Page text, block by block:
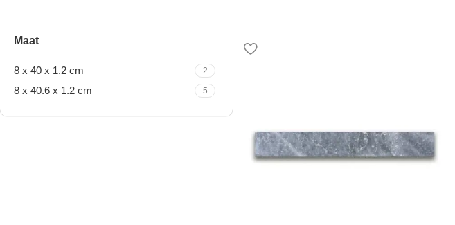
Maat
8 x 40 x 1.2 cm 2
8 x 40.6 x 1.2 cm 5